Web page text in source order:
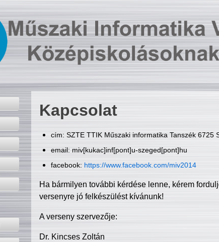
Kapcsolat
cím: SZTE TTIK Műszaki informatika Tanszék 6725
email: miv[kukac]inf[pont]u-szeged[pont]hu
facebook: https://www.facebook.com/miv2014
Ha bármilyen további kérdése lenne, kérem
versenyre jó felkészülést kívánunk!
A verseny szervezője:
Dr. Kincses Zoltán